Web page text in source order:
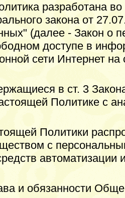
разработана
закона от
(далее - Закон о
доступе в
сети Интернет
в ст. 3
Политике с
Политики
с
автоматизации
и обязанности